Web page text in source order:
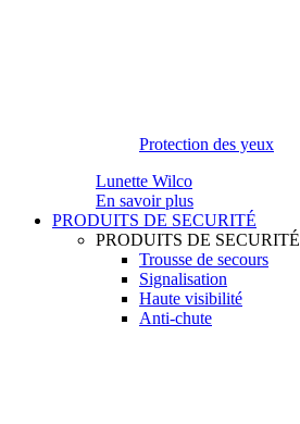
Protection des yeux
Lunette Wilco
En savoir plus
PRODUITS DE SECURITÉ
PRODUITS DE SECURITÉ
Trousse de secours
Signalisation
Haute visibilité
Anti-chute